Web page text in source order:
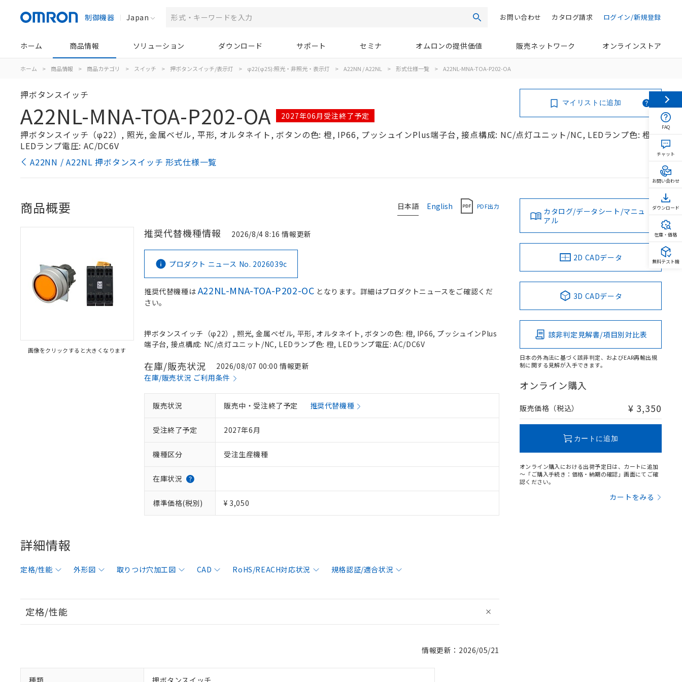
制御機器 Japan 検索 ログイン/新規登録
カタログ請求
お問い合わせ
ホーム 商品情報 ソリューション ダウンロード サポート セミナ オムロンの提供価値 販売ネットワーク オンラインストア
ホーム > 商品情報 > 商品カテゴリ > スイッチ > 押ボタンスイッチ/表示灯 > φ22(φ25):照光・非照光・表示灯 > A22NN / A22NL > 形式仕様一覧 > A22NL-MNA-TOA-P202-OA
押ボタンスイッチ
A22NL-MNA-TOA-P202-OA 2027年06月受注終了予定
押ボタンスイッチ（φ22）, 照光, 金属ベゼル, 平形, オルタネイト, ボタンの色: 橙, IP66, プッシュインPlus端子台, 接点構成: NC/点灯ユニット/NC, LEDランプ色: 橙,
LEDランプ電圧: AC/DC6V
A22NN / A22NL 押ボタンスイッチ 形式仕様一覧
マイリストに追加
日本語 English PDF出力
商品概要
画像をクリックすると大きくなります
推奨代替機種情報 2026/8/4 8:16 情報更新
プロダクト ニュース No. 2026039c
推奨代替機種はA22NL-MNA-TOA-P202-OC となります。詳細はプロダクトニュースをご確認くだ
さい。
押ボタンスイッチ（φ22）, 照光, 金属ベゼル, 平形, オルタネイト, ボタンの色: 橙, IP66, プッシュインPlus
端子台, 接点構成: NC/点灯ユニット/NC, LEDランプ色: 橙, LEDランプ電圧: AC/DC6V
在庫/販売状況
2026/08/07 00:00 情報更新
在庫/販売状況 ご利用条件
販売状況 販売中・受注終了予定 推奨代替機種
受注終了予定 2027年6月
機種区分 受注生産機種
在庫状況
標準価格(税別) ¥ 3,050
詳細情報
定格/性能 外形図 取りつけ穴加工図 CAD RoHS/REACH対応状況 規格認証/適合状況
定格/性能
情報更新：2026/05/21
種類 押ボタンスイッチ
カタログ/データシート/マニュ
アル
2D CADデータ
3D CADデータ
該非判定見解書/項目別対比表
日本の外為法に基づく該非判定、およびEAR再輸出規
制に関する見解が入手できます。
オンライン購入
販売価格（税込） ¥ 3,350
カートに追加
オンライン購入における出荷予定日は、カートに追加
～「ご購入手続き：価格・納期の確認」画面にてご確
認ください。
カートをみる
FAQ
チャット
お問い合わせ
ダウンロード
在庫・価格
無料テスト機